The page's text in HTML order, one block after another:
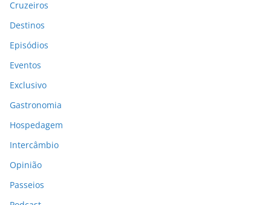
Cruzeiros
Destinos
Episódios
Eventos
Exclusivo
Gastronomia
Hospedagem
Intercâmbio
Opinião
Passeios